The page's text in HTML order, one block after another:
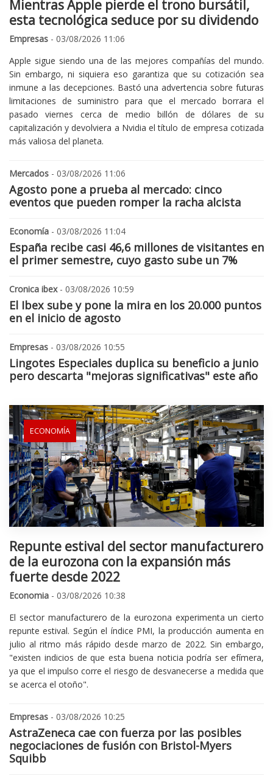
Mientras Apple pierde el trono bursátil,
esta tecnológica seduce por su dividendo
Empresas - 03/08/2026 11:06
Apple sigue siendo una de las mejores compañías del mundo.
Sin embargo, ni siquiera eso garantiza que su cotización sea
inmune a las decepciones. Bastó una advertencia sobre futuras
limitaciones de suministro para que el mercado borrara el
pasado viernes cerca de medio billón de dólares de su
capitalización y devolviera a Nvidia el título de empresa cotizada
más valiosa del planeta.
Mercados - 03/08/2026 11:06
Agosto pone a prueba al mercado: cinco
eventos que pueden romper la racha alcista
Economía - 03/08/2026 11:04
España recibe casi 46,6 millones de visitantes en
el primer semestre, cuyo gasto sube un 7%
Cronica ibex- 03/08/2026 10:59
El Ibex sube y pone la mira en los 20.000 puntos
en el inicio de agosto
Empresas - 03/08/2026 10:55
Lingotes Especiales duplica su beneficio a junio
pero descarta "mejoras significativas" este año
ECONOMÍA
Repunte estival del sector manufacturero
de la eurozona con la expansión más
fuerte desde 2022
Economia - 03/08/2026 10:38
El sector manufacturero de la eurozona experimenta un cierto
repunte estival. Según el índice PMI, la producción aumenta en
julio al ritmo más rápido desde marzo de 2022. Sin embargo,
"existen indicios de que esta buena noticia podría ser efímera,
ya que el impulso corre el riesgo de desvanecerse a medida que
se acerca el otoño".
Empresas - 03/08/2026 10:25
AstraZeneca cae con fuerza por las posibles
negociaciones de fusión con Bristol-Myers
Squibb